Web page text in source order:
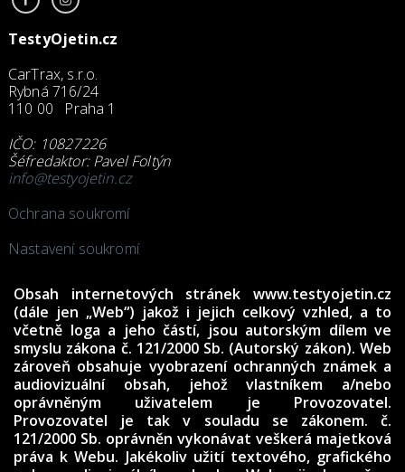
TestyOjetin.cz
CarTrax, s.r.o.
Rybná 716/24
110 00 Praha 1
IČO: 10827226
Šéfredaktor: Pavel Foltýn
info@testyojetin.cz
Ochrana soukromí
Nastavení soukromí
Obsah internetových stránek www.testyojetin.cz
(dále jen „Web“) jakož i jejich celkový vzhled, a to
včetně loga a jeho částí, jsou autorským dílem ve
smyslu zákona č. 121/2000 Sb. (Autorský zákon). Web
zároveň obsahuje vyobrazení ochranných známek a
audiovizuální obsah, jehož vlastníkem a/nebo
oprávněným uživatelem je Provozovatel.
Provozovatel je tak v souladu se zákonem. č.
121/2000 Sb. oprávněn vykonávat veškerá majetková
práva k Webu. Jakékoliv užití textového, grafického